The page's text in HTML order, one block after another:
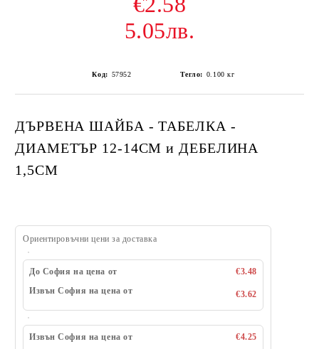
5.05лв.
Код: 57952 Тегло: 0.100 кг
ДЪРВЕНА ШАЙБА - ТАБЕЛКА -
ДИАМЕТЪР 12-14СМ и ДЕБЕЛИНА
1,5СМ
Ориентировъчни цени за доставка
До София на цена от
€3.48
Извън София на цена от
€3.62
Извън София на цена от
€4.25